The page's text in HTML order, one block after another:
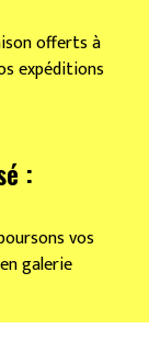
offerts à
expéditions
:
vos
galerie